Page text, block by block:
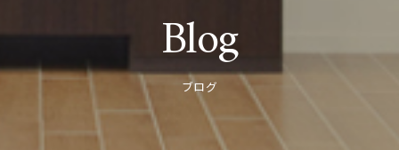
Blog
ブログ